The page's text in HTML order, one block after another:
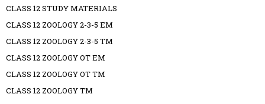
CLASS 12 STUDY MATERIALS
CLASS 12 ZOOLOGY 2-3-5 EM
CLASS 12 ZOOLOGY 2-3-5 TM
CLASS 12 ZOOLOGY OT EM
CLASS 12 ZOOLOGY OT TM
CLASS 12 ZOOLOGY TM